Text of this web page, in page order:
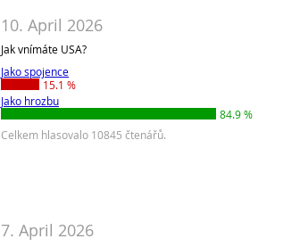
10. April 2026
Jak vnímáte USA?
Jako spojence
15.1 %
Jako hrozbu
84.9 %
Celkem hlasovalo 10845 čtenářů.
7. April 2026